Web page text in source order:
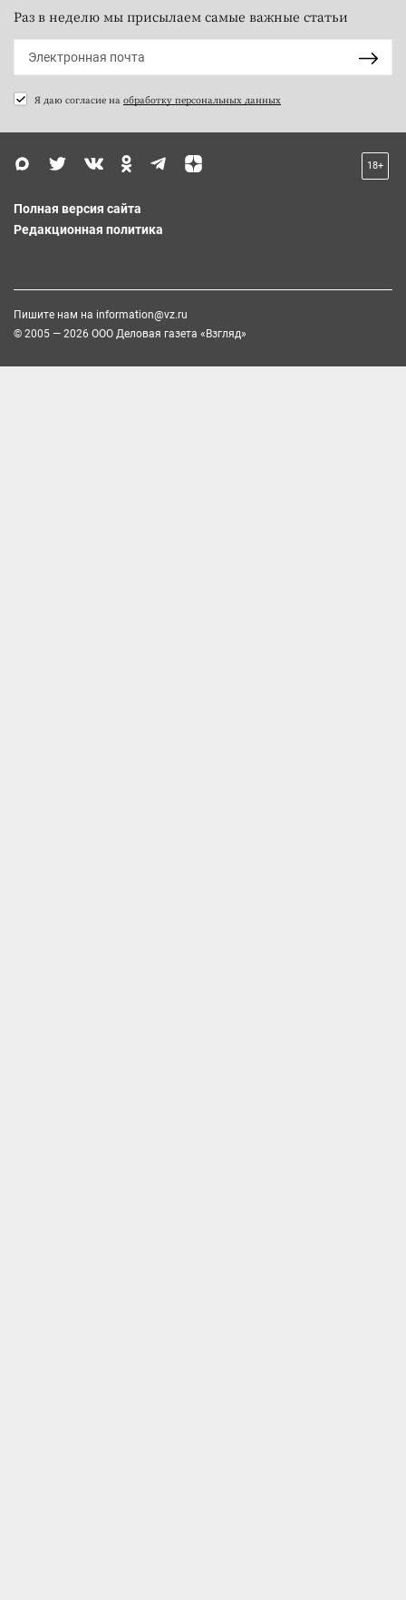
Раз в неделю мы присылаем самые важные статьи
Я даю согласие на обработку персональных данных
18+
Полная версия сайта
Редакционная политика
Пишите нам на information@vz.ru
© 2005 — 2026 ООО Деловая газета «Взгляд»